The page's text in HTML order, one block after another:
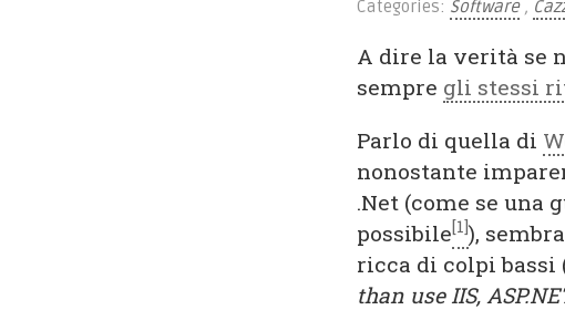
Categories: Software,
A dire la verità se
sempre gli stessi
Parlo di quella di
nonostante
.Net (come se una
possibile[1]),
ricca di colpi bassi
than use IIS,